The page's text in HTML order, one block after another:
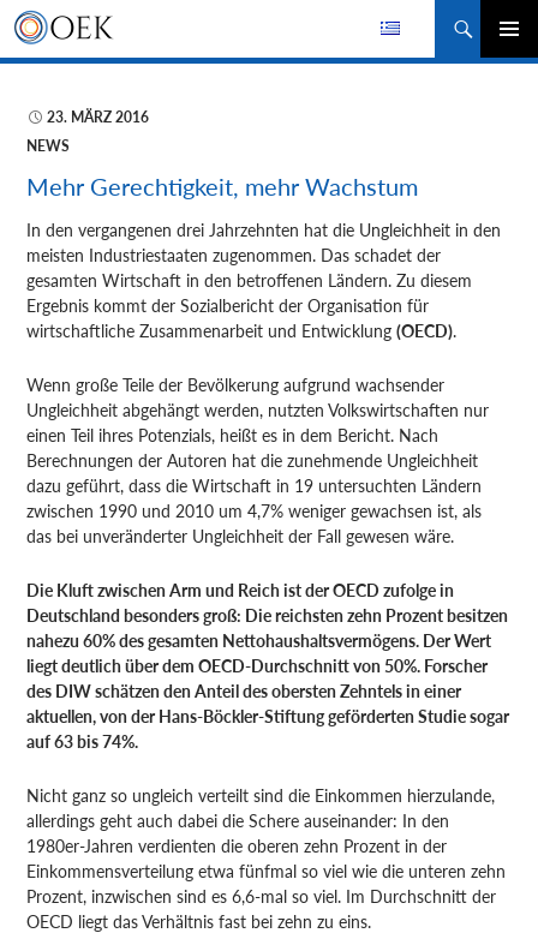
Suchen
ZUM
23. MÄRZ 2016
NEWS
Mehr Gerechtigkeit, mehr Wachstum
In den vergangenen drei Jahrzehnten hat die Ungleichheit in den
meisten Industriestaaten zugenommen. Das schadet der
gesamten Wirtschaft in den betroffenen Ländern. Zu diesem
Ergebnis kommt der Sozialbericht der Organisation für
wirtschaftliche Zusammenarbeit und Entwicklung(OECD).
Wenn große Teile der Bevölkerung aufgrund wachsender
Ungleichheit abgehängt werden, nutzten Volkswirtschaften nur
einen Teil ihres Potenzials, heißt es in dem Bericht. Nach
Berechnungen der Autoren hat die zunehmende Ungleichheit
dazu geführt, dass die Wirtschaft in 19 untersuchten Ländern
zwischen 1990 und 2010 um 4,7% weniger gewachsen ist, als
das bei unveränderter Ungleichheit der Fall gewesen wäre.
Die Kluft zwischen Arm und Reich ist der OECD zufolge in
Deutschland besonders groß: Die reichsten zehn Prozent besitzen
nahezu 60% des gesamten Nettohaushaltsvermögens. Der Wert
liegt deutlich über dem OECD-Durchschnitt von 50%. Forscher
des DIW schätzen den Anteil des obersten Zehntels in einer
aktuellen, von der Hans-Böckler-Stiftung geförderten Studie sogar
auf 63 bis 74%.
Nicht ganz so ungleich verteilt sind die Einkommen hierzulande,
allerdings geht auch dabei die Schere auseinander: In den
1980er-Jahren verdienten die oberen zehn Prozent in der
Einkommensverteilung etwa fünfmal so viel wie die unteren zehn
Prozent, inzwischen sind es 6,6-mal so viel. Im Durchschnitt der
OECD liegt das Verhältnis fast bei zehn zu eins.